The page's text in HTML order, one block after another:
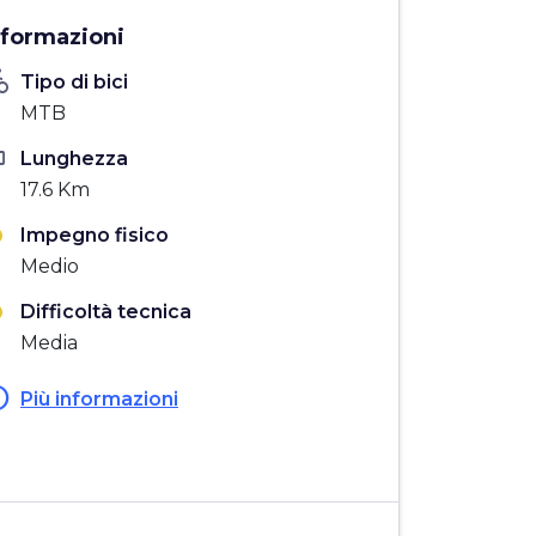
Tipo di bici
MTB
Lunghezza
17.6 Km
Impegno fisico
Medio
Difficoltà tecnica
Media
Più informazioni